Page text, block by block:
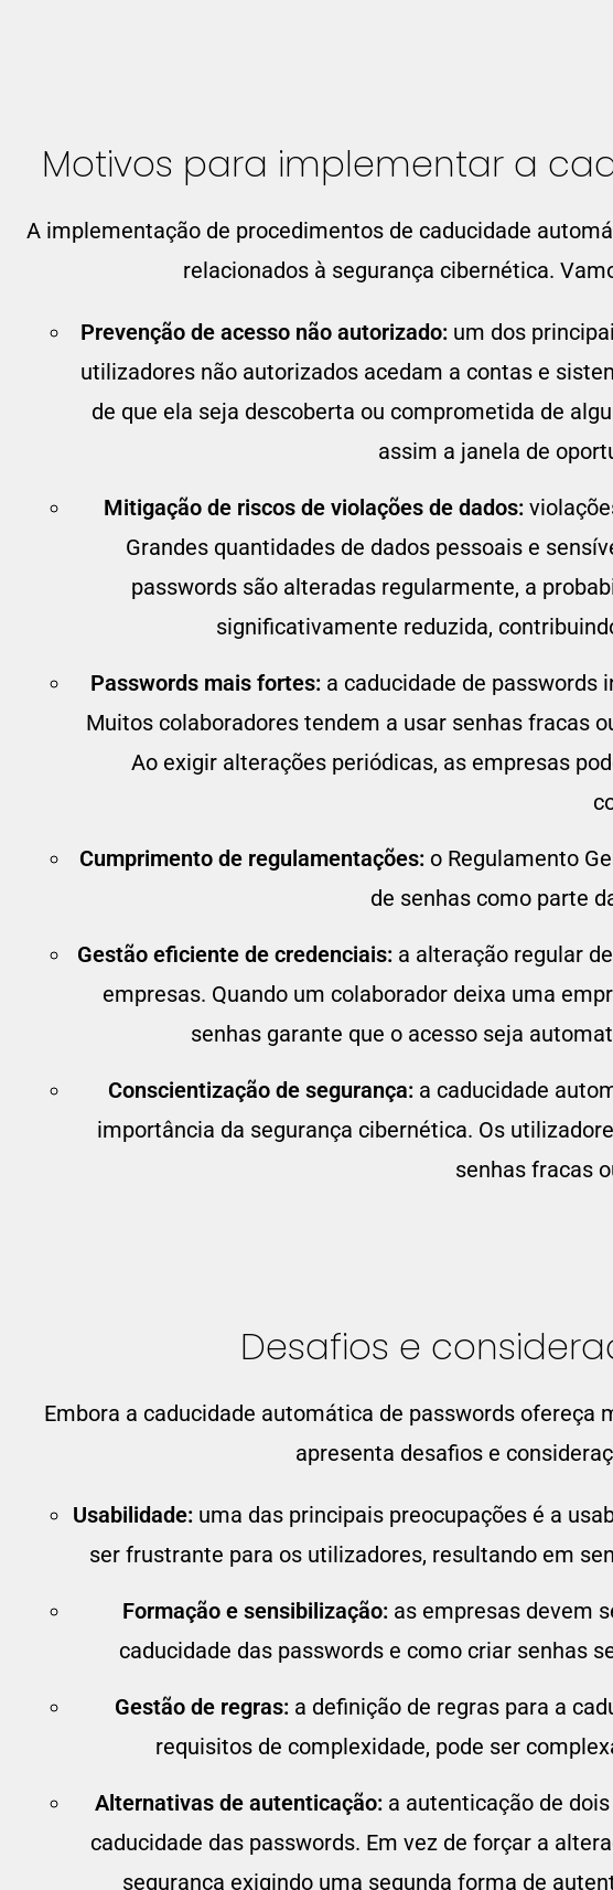
Motivos para implementar a
A implementação de procedimentos de caducidade
relacionados à segurança cibernética.
Prevenção de acesso não autorizado: um dos
utilizadores não autorizados acedam a contas e
de que ela seja descoberta ou comprometida de
assim a janela de
Mitigação de riscos de violações de dados:
Grandes quantidades de dados pessoais e
passwords são alteradas regularmente, a
significativamente reduzida,
Passwords mais fortes: a caducidade de passwords
Muitos colaboradores tendem a usar senhas fracas
Ao exigir alterações periódicas, as empresas
Cumprimento de regulamentações:o Regulamento
de senhas como parte
Gestão eficiente de credenciais: a alteração regular
empresas. Quando um colaborador deixa uma
senhas garante que o acesso seja
Conscientização de segurança: a caducidade
importância da segurança cibernética. Os
senhas fracas
Desafios e
Embora a caducidade automática de passwords
apresenta desafios e
Usabilidade: uma das principais preocupações é a
ser frustrante para os utilizadores, resultando em
Formação e sensibilização: as empresas devem
caducidade das passwords e como criar senhas
Gestão de regras: a definição de regras para a
requisitos de complexidade, pode ser
Alternativas de autenticação: a autenticação de
caducidade das passwords. Em vez de forçar a
segurança exigindo uma segunda forma de